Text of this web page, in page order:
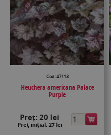
Cod: 47113
Heuchera americana Palace
Purple
Preț:20 lei
Preţ inițial: 27 lei